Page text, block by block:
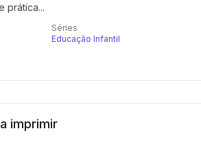
prática...
Séries
Educação Infantil
imprimir